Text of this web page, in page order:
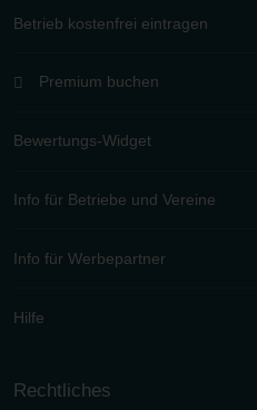
Betrieb kostenfrei eintragen
Premium buchen
Bewertungs-Widget
Info für Betriebe und Vereine
Info für Werbepartner
Hilfe
Rechtliches